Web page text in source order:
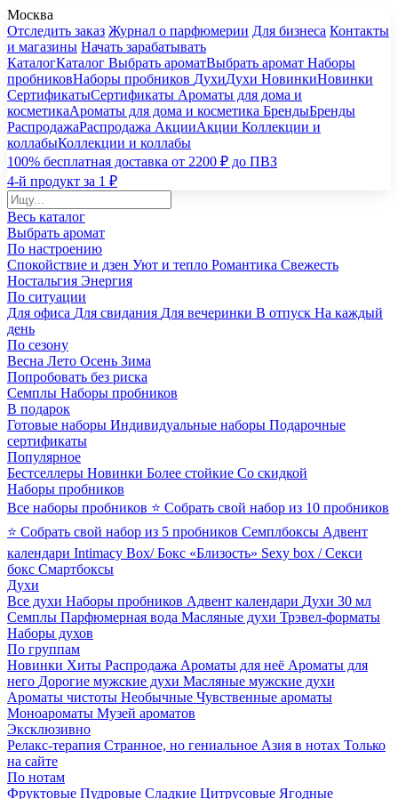
Москва
Отследить заказ Журнал о парфюмерии Для бизнеса Контакты
и магазины Начать зарабатывать
КаталогКаталог Выбрать ароматВыбрать аромат Наборы
пробниковНаборы пробников ДухиДухи НовинкиНовинки
СертификатыСертификаты Ароматы для дома и
косметикаАроматы для дома и косметика БрендыБренды
РаспродажаРаспродажа АкцииАкции Коллекции и
коллабыКоллекции и коллабы
100% бесплатная доставка от 2200 ₽ до ПВЗ
4-й продукт за 1 ₽
Весь каталог
Выбрать аромат
По настроению
Спокойствие и дзен Уют и тепло Романтика Свежесть
Ностальгия Энергия
По ситуации
Для офиса Для свидания Для вечеринки В отпуск На каждый
день
По сезону
Весна Лето Осень Зима
Попробовать без риска
Семплы Наборы пробников
В подарок
Готовые наборы Индивидуальные наборы Подарочные
сертификаты
Популярное
Бестселлеры Новинки Более стойкие Со скидкой
Наборы пробников
Все наборы пробников ⭐ Собрать свой набор из 10 пробников
⭐ Собрать свой набор из 5 пробников Семплбоксы Адвент
календари Intimacy Box/ Бокс «Близость» Sexy box / Секси
бокс Смартбоксы
Духи
Все духи Наборы пробников Адвент календари Духи 30 мл
Семплы Парфюмерная вода Масляные духи Трэвел-форматы
Наборы духов
По группам
Новинки Хиты Распродажа Ароматы для неё Ароматы для
него Дорогие мужские духи Масляные мужские духи
Ароматы чистоты Необычные Чувственные ароматы
Моноароматы Музей ароматов
Эксклюзивно
Релакс-терапия Странное, но гениальное Азия в нотах Только
на сайте
По нотам
Фруктовые Пудровые Сладкие Цитрусовые Ягодные